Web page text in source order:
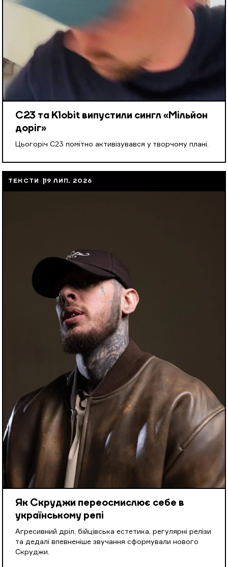
С23 та Klobit випустили сингл «Мільйон
доріг»
Цьогоріч С23 помітно активізувався у творчому плані.
ТЕКСТИ 19 ЛИП, 2026
Як Скруджи переосмислює себе в
українському репі
Агресивний дріл, бійцівська естетика, регулярні релізи
та дедалі впевненіше звучання сформували нового
Скруджи.